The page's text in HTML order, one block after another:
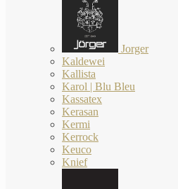
Jorger
Kaldewei
Kallista
Karol | Blu Bleu
Kassatex
Kerasan
Kermi
Kerrock
Keuco
Knief